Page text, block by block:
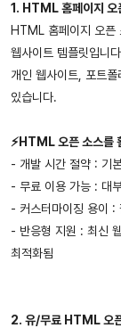
1. HTML 홈페이지 오
HTML 홈페이지 오픈
웹사이트 템플릿입니
개인 웹사이트, 포트
있습니다.
⚡HTML 오픈 소스를
- 개발 시간 절약 : 기
- 무료 이용 가능 : 대
- 커스터마이징 용이 :
- 반응형 지원 : 최신
최적화됨
2. 유/무료 HTML 오